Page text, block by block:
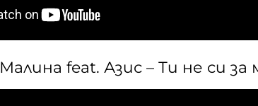
Малина feat. Азис – Ти не си